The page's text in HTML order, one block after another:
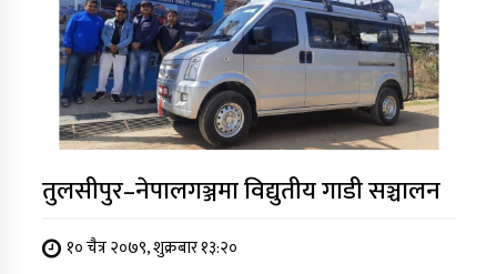
तुलसीपुर–नेपालगञ्जमा विद्युतीय गाडी सञ्चालन
१० चैत्र २०७९, शुक्रबार १३:२०